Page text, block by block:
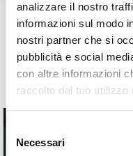
analizzare il nostro
informazioni sul modo
nostri partner che si
pubblicità e social
con altre informazioni
raccolto dal tuo utilizzo
delNecessari